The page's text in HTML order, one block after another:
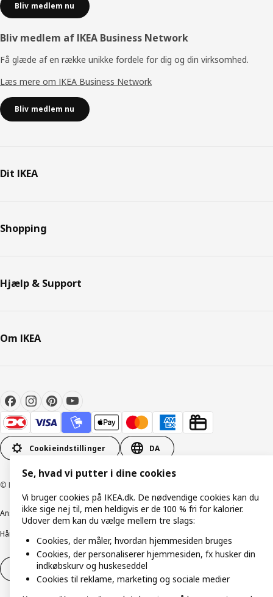
Bliv medlem nu
Bliv medlem af IKEA Business Network
Få glæde af en række unikke fordele for dig og din virksomhed.
Læs mere om IKEA Business Network
Bliv medlem nu
Dit IKEA
Shopping
Hjælp & Support
Om IKEA
Cookieindstillinger DA
© Inter IKEA Systems B.V. 1999-2026
Ansvarlig rapporteringCookiepolitikDigital tilgængelighed
Håndtering af persondata
Fortryd dit køb Fortryd dit køb af service
Se, hvad vi putter i dine cookies
Vi bruger cookies på IKEA.dk. De nødvendige cookies kan du
ikke sige nej til, men heldigvis er de 100 % fri for kalorier.
Udover dem kan du vælge mellem tre slags:
Cookies, der måler, hvordan hjemmesiden bruges
Cookies, der personaliserer hjemmesiden, fx husker din
indkøbskurv og huskeseddel
Cookies til reklame, marketing og sociale medier